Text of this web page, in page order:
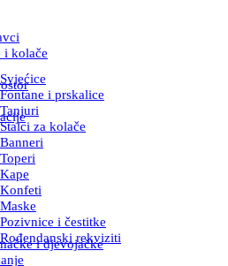
i kolače
Svjećice
Fontane i prskalice
Tanjuri
Stalci za kolače
Banneri
Toperi
Kape
Konfeti
Maske
Pozivnice i čestitke
i djevojačke
Rođendanski rekviziti